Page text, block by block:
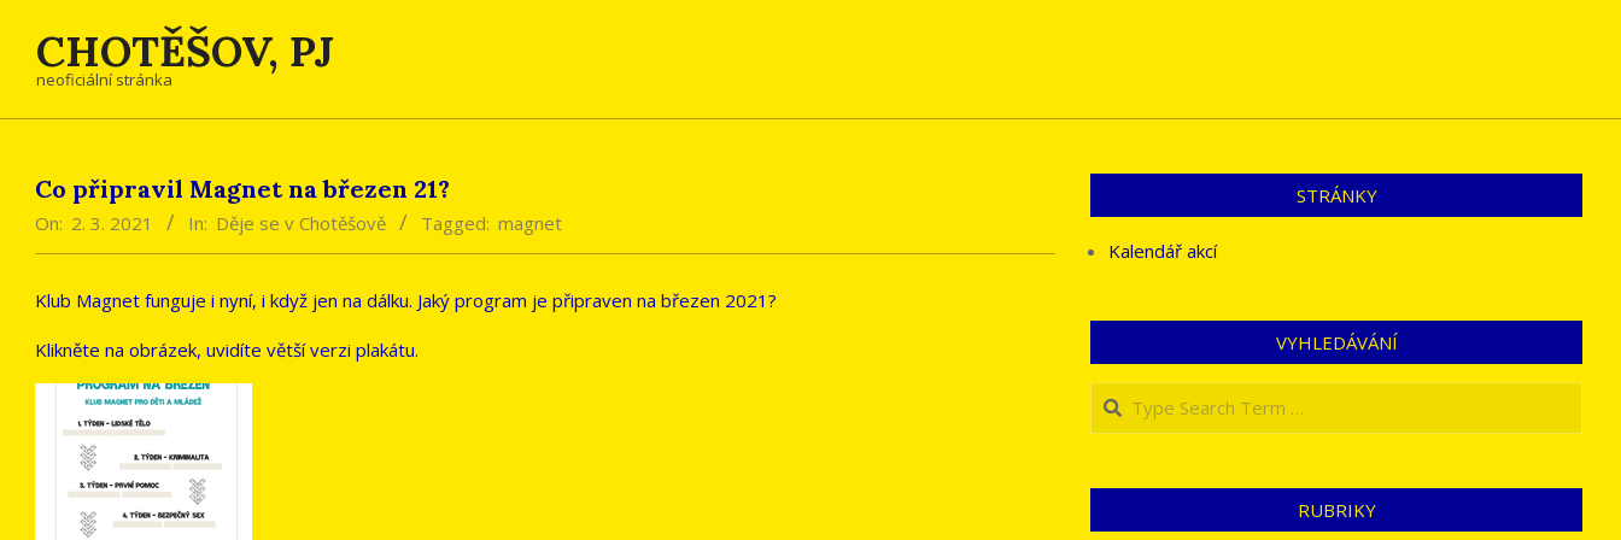
contentCHOTĚŠOV, PJ
neoficiální stránka
Co připravil Magnet na březen 21?
On: 2. 3. 2021 In: Děje se v Chotěšově Tagged: magnet
Klub Magnet funguje i nyní, i když jen na dálku. Jaký program je připraven na březen 2021?
Klikněte na obrázek, uvidíte větší verzi plakátu.
STRÁNKY
Kalendář akcí
VYHLEDÁVÁNÍ
Search
RUBRIKY